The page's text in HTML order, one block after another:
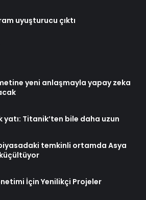
uyuşturucu çıktı
yeni anlaşmayla yapay zeka
yatı: Titanik’ten bile daha uzun
temkinli ortamda Asya
İçin Yenilikçi Projeler